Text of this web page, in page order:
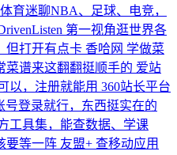
体育迷聊NBA、足球、电竞，
第一视角逛世界各
但打开有点卡 香哈网 学做菜
菜谱来这翻翻挺顺手的 爱站
以，注册就能用 360站长平台
号登录就行，东西挺实在的
工具集，能查数据、学课
要等一阵 友盟+ 查移动应用